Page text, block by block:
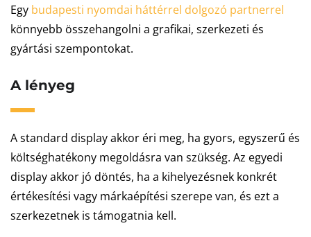
Egy budapesti nyomdai háttérrel dolgozó partnerrel
könnyebb összehangolni a grafikai, szerkezeti és
gyártási szempontokat.
A lényeg
A standard display akkor éri meg, ha gyors, egyszerű és
költséghatékony megoldásra van szükség. Az egyedi
display akkor jó döntés, ha a kihelyezésnek konkrét
értékesítési vagy márkaépítési szerepe van, és ezt a
szerkezetnek is támogatnia kell.